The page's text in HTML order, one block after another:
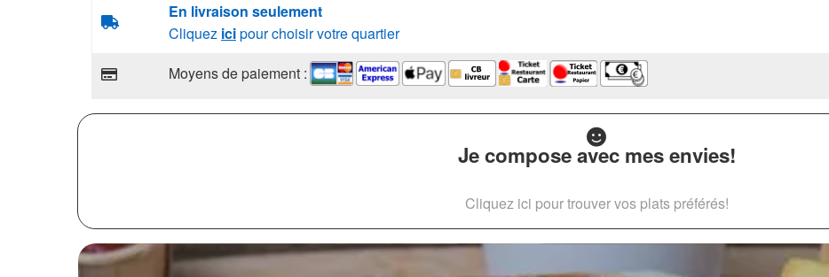
En livraison seulement
Cliquez icipour choisir votre quartier
Moyens de paiement :
Je compose avec mes envies!
Cliquez ici pour trouver vos plats préférés!